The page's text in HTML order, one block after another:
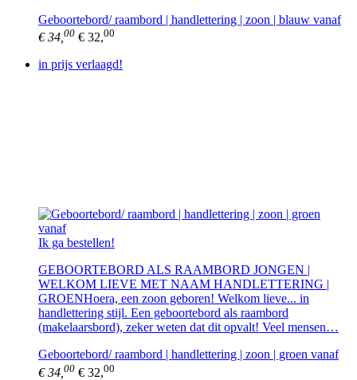
Geboortebord/ raambord | handlettering | zoon | blauw vanaf
€ 34, 00 € 32,00
in prijs verlaagd!
Ik ga bestellen!
GEBOORTEBORD ALS RAAMBORD JONGEN |
WELKOM LIEVE MET NAAM HANDLETTERING |
GROENHoera, een zoon geboren! Welkom lieve... in
handlettering stijl. Een geboortebord als raambord
(makelaarsbord), zeker weten dat dit opvalt! Veel mensen…
Geboortebord/ raambord | handlettering | zoon | groen vanaf
€ 34, 00 € 32,00